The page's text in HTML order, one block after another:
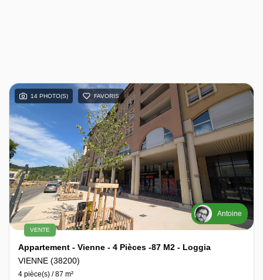
14 PHOTO(S) FAVORIS
Antoine
VENTE
Appartement - Vienne - 4 Pièces -87 M2 - Loggia
VIENNE (38200)
4 pièce(s) / 87 m²